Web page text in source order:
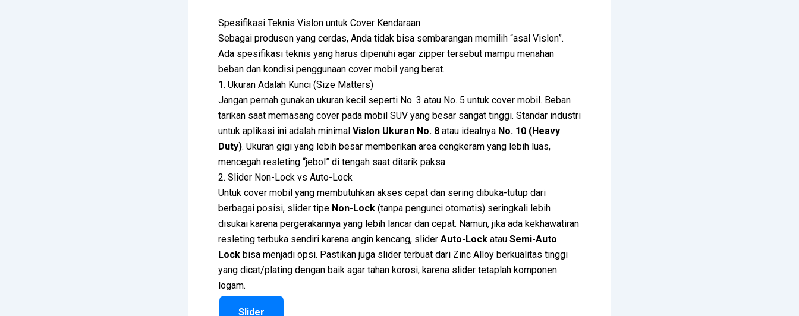
Spesifikasi Teknis Vislon untuk Cover Kendaraan
Sebagai produsen yang cerdas, Anda tidak bisa sembarangan memilih “asal Vislon”.
Ada spesifikasi teknis yang harus dipenuhi agar zipper tersebut mampu menahan
beban dan kondisi penggunaan cover mobil yang berat.
1. Ukuran Adalah Kunci (Size Matters)
Jangan pernah gunakan ukuran kecil seperti No. 3 atau No. 5 untuk cover mobil. Beban
tarikan saat memasang cover pada mobil SUV yang besar sangat tinggi. Standar industri
untuk aplikasi ini adalah minimal Vislon Ukuran No. 8 atau idealnya No. 10 (Heavy
Duty). Ukuran gigi yang lebih besar memberikan area cengkeram yang lebih luas,
mencegah resleting “jebol” di tengah saat ditarik paksa.
2. Slider Non-Lock vs Auto-Lock
Untuk cover mobil yang membutuhkan akses cepat dan sering dibuka-tutup dari
berbagai posisi, slider tipe Non-Lock (tanpa pengunci otomatis) seringkali lebih
disukai karena pergerakannya yang lebih lancar dan cepat. Namun, jika ada kekhawatiran
resleting terbuka sendiri karena angin kencang, slider Auto-Lock atau Semi-Auto
Lock bisa menjadi opsi. Pastikan juga slider terbuat dari Zinc Alloy berkualitas tinggi
yang dicat/plating dengan baik agar tahan korosi, karena slider tetaplah komponen
logam.
Slider